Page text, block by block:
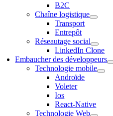
B2C
Chaîne logistique
Transport
Entrepôt
Réseautage social
LinkedIn Clone
Embaucher des développeurs
Technologie mobile
Androïde
Voleter
Ios
React-Native
Technologie Web